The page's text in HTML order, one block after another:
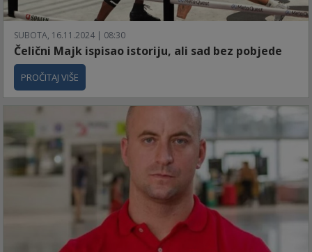
SUBOTA, 16.11.2024 | 08:30
Čelični Majk ispisao istoriju, ali sad bez pobjede
PROČITAJ VIŠE